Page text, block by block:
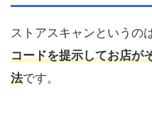
ストアスキャンというの
コードを提示してお店が
法です。